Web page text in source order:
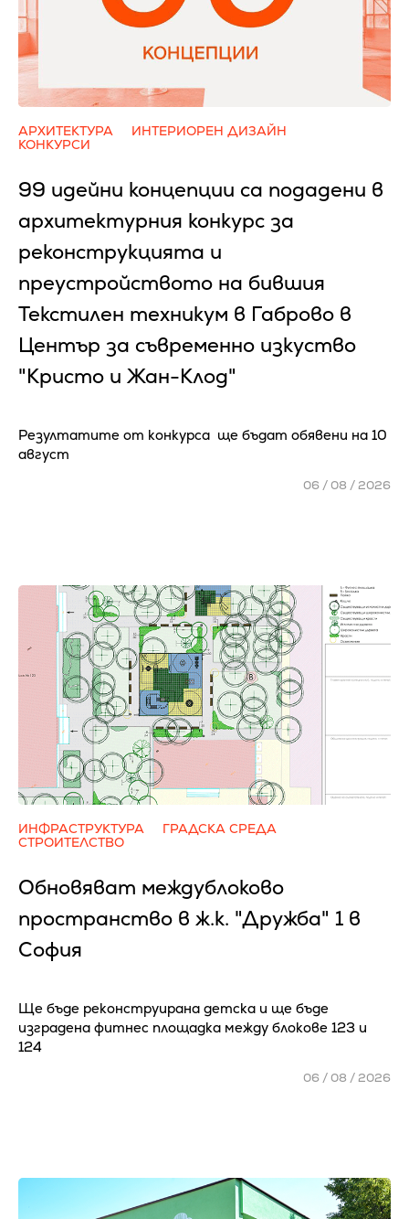
АРХИТЕКТУРА
ИНТЕРИОРЕН ДИЗАЙН
КОНКУРСИ
99 идейни концепции са подадени в
архитектурния конкурс за
реконструкцията и
преустройството на бившия
Текстилен техникум в Габрово в
Център за съвременно изкуство
"Кристо и Жан-Клод"
Резултатите от конкурса ще бъдат обявени на 10
август
06 / 08 / 2026
ИНФРАСТРУКТУРА
ГРАДСКА СРЕДА
СТРОИТЕЛСТВО
Обновяват междублоково
пространство в ж.к. "Дружба" 1 в
София
Ще бъде реконструирана детска и ще бъде
изградена фитнес площадка между блокове 123 и
124
06 / 08 / 2026